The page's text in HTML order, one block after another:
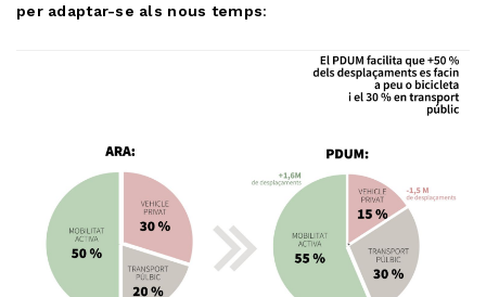
per adaptar-se als nous temps: